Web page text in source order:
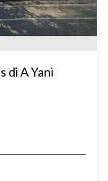
di A Yani